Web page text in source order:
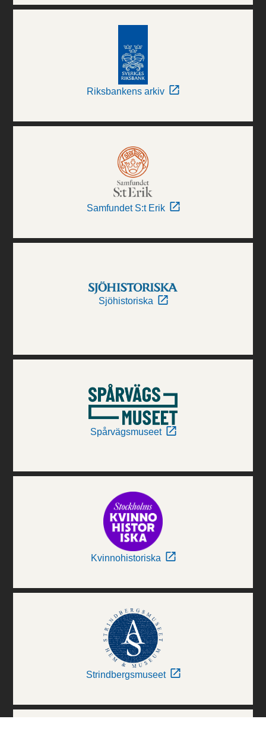
Riksbankens arkiv
Samfundet S:t Erik
Sjöhistoriska
Spårvägsmuseet
Kvinnohistoriska
Strindbergsmuseet